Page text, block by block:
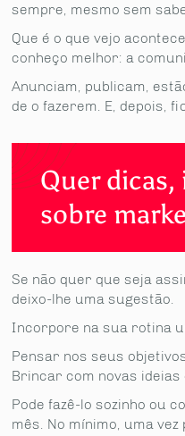
sempre, mesmo sem
Que é o que vejo
conheço melhor: a
Anunciam, publicam,
de o fazerem. E, depois,
Quer dicas,
sobre
Se não quer que seja
deixo-lhe uma sugestão.
Incorpore na sua rotina
Pensar nos seus
Brincar com novas ideias
Pode fazê-lo sozinho ou
mês. No mínimo, uma